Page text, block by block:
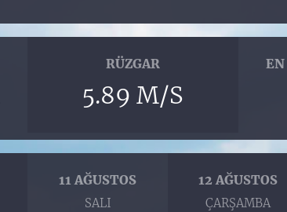
RÜZGAR
5.89 M/S
11 AĞUSTOS
SALI
12 AĞUSTOS
ÇARŞAMBA